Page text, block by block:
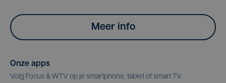
Meer info
Onze apps
Volg Focus & WTV op je smartphone, tablet of smart TV.